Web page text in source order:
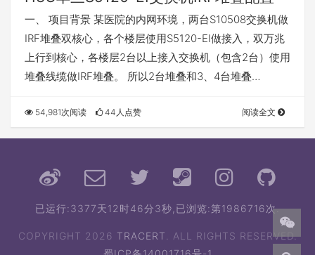
一、 项目背景 某医院的内网环境，两台S10508交换机做
IRF堆叠双核心，各个楼层使用S5120-EI做接入，双万兆
上行到核心，各楼层2台以上接入交换机（包含2台）使用
堆叠线缆做IRF堆叠。 所以2台堆叠和3、4台堆叠…
54,981次阅读 44人点赞 阅读全文
已运行:3377天12时46分4秒 ,已浏览:第1986716次.
COPYRIGHT 2026 TRACERT . ALL RIGHTS RESERVED.